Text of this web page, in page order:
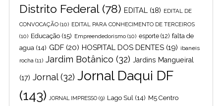
Distrito Federal(78) EDITAL (18) EDITAL DE
CONVOCAÇÃO (10) EDITAL PARA CONHECIMENTO DE TERCEIROS
(10) Educação (15) Empreendedorismo (10) esporte (12) falta de
agua (14) GDF (20) HOSPITAL DOS DENTES (19) ibaneis
rocha (11) Jardim Botânico (32) Jardins Mangueiral
(17) Jornal(32) Jornal Daqui DF
(143) JORNAL IMPRESSO (9) Lago Sul (14) M5 Centro